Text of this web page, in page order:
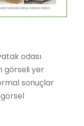
odası
görseli yer
sonuçlar